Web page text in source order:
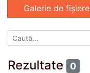
Galerie de fișiere
Rezultate 0